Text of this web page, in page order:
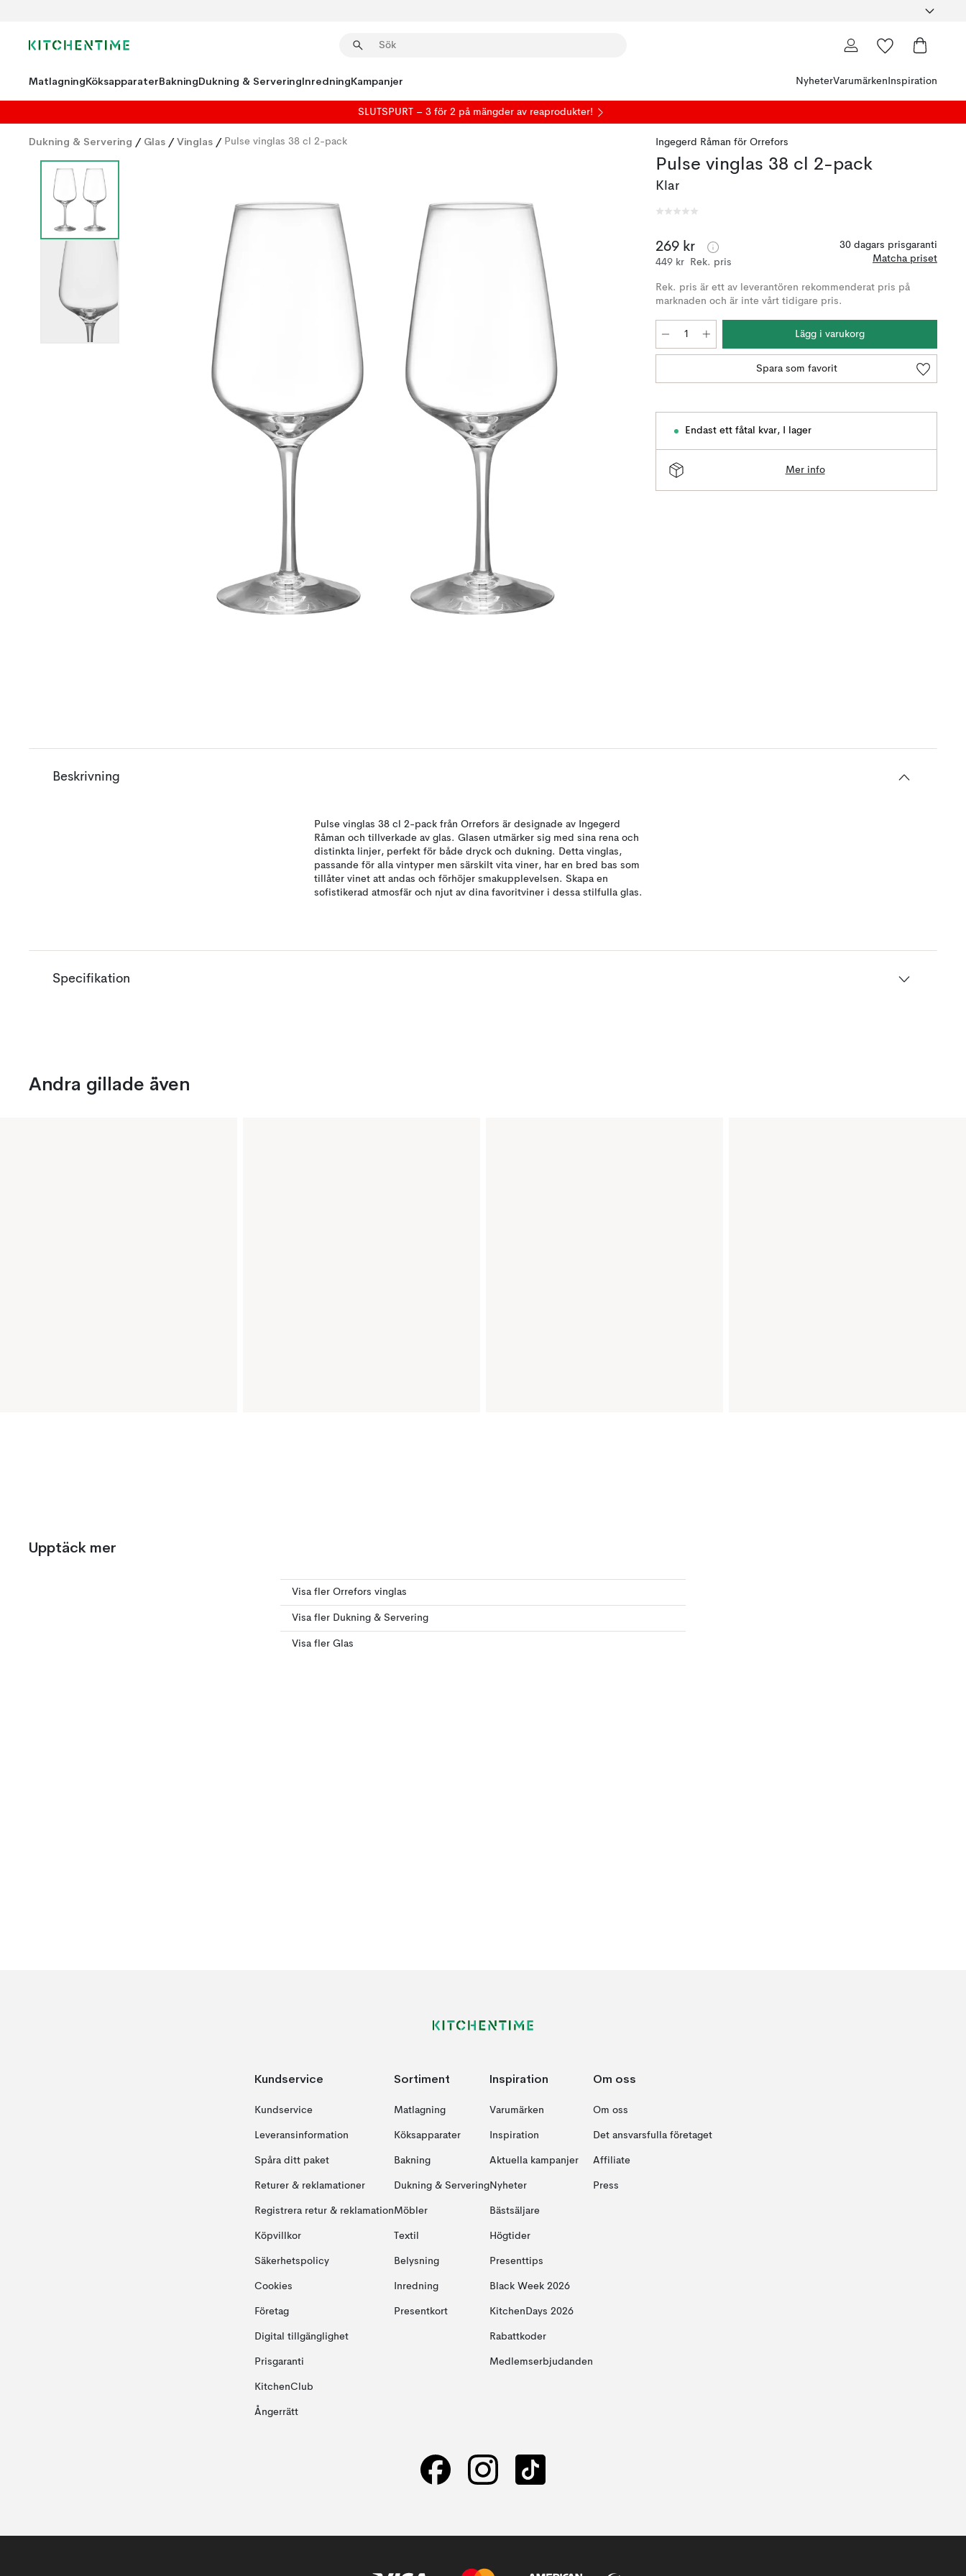
MatlagningKöksapparaterBakningDukning & ServeringInredningKampanjer NyheterVarumärken Inspiration
SLUTSPURT – 3 för 2 på mängder av reaprodukter!
Dukning & Servering / Glas / Vinglas / Pulse vinglas 38 cl 2-pack Ingegerd Råman för Orrefors
Pulse vinglas 38 cl 2-pack
Klar
269 kr
449 kr Rek. pris
30 dagars prisgaranti
Matcha priset
Rek. pris är ett av leverantören rekommenderat pris på
marknaden och är inte vårt tidigare pris.
Lägg i varukorg
Spara som favorit
Endast ett fåtal kvar, I lager
Mer info
Beskrivning
Pulse vinglas 38 cl 2-pack från Orrefors är designade av Ingegerd
Råman och tillverkade av glas. Glasen utmärker sig med sina rena och
distinkta linjer, perfekt för både dryck och dukning. Detta vinglas,
passande för alla vintyper men särskilt vita viner, har en bred bas som
tillåter vinet att andas och förhöjer smakupplevelsen. Skapa en
sofistikerad atmosfär och njut av dina favoritviner i dessa stilfulla glas.
Specifikation
Andra gillade även
Upptäck mer
Visa fler Orrefors vinglas
Visa fler Dukning & Servering
Visa fler Glas
Kundservice
Kundservice
Leveransinformation
Spåra ditt paket
Returer & reklamationer
Registrera retur & reklamation
Köpvillkor
Säkerhetspolicy
Cookies
Företag
Digital tillgänglighet
Prisgaranti
KitchenClub
Ångerrätt
Sortiment
Matlagning
Köksapparater
Bakning
Dukning & Servering
Möbler
Textil
Belysning
Inredning
Presentkort
Inspiration
Varumärken
Inspiration
Aktuella kampanjer
Nyheter
Bästsäljare
Högtider
Presenttips
Black Week 2026
KitchenDays 2026
Rabattkoder
Medlemserbjudanden
Om oss
Om oss
Det ansvarsfulla företaget
Affiliate
Press